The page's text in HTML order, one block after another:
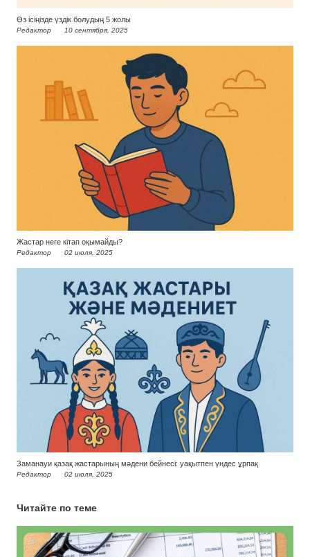
Өз ісіңізде үздік болудың 5 жолы
Редактор 10 сентября, 2025
Жастар неге кітап оқымайды?
Редактор 02 июля, 2025
Заманауи қазақ жастарының мәдени бейнесі: уақытпен үндес ұрпақ
Редактор 02 июля, 2025
Читайте по теме